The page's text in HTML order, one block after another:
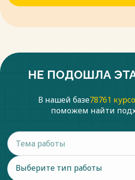
НЕ ПОДОШЛА
В нашей базе78761
поможем найти
Выберите тип работы